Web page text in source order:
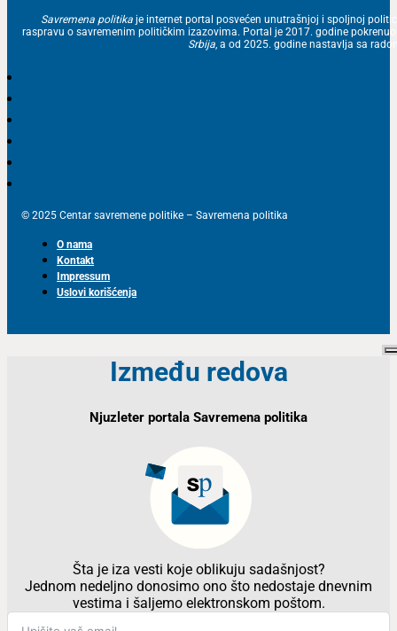
Savremena politika je internet portal posvećen unutrašnjoj i spoljnoj
raspravu o savremenim političkim izazovima. Portal je 2017. godine
Srbija, a od 2025. godine nastavlja sa
© 2025 Centar savremene politike – Savremena politika
O nama
Kontakt
Impressum
Uslovi korišćenja
Između redova
Njuzleter portala Savremena politika
Šta je iza vesti koje oblikuju sadašnjost?
Jednom nedeljno donosimo ono što nedostaje dnevnim
vestima i šaljemo elektronskom poštom.